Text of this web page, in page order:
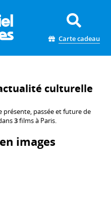
Carte cadeau
culturelle
passée et future de
3films à Paris.
images